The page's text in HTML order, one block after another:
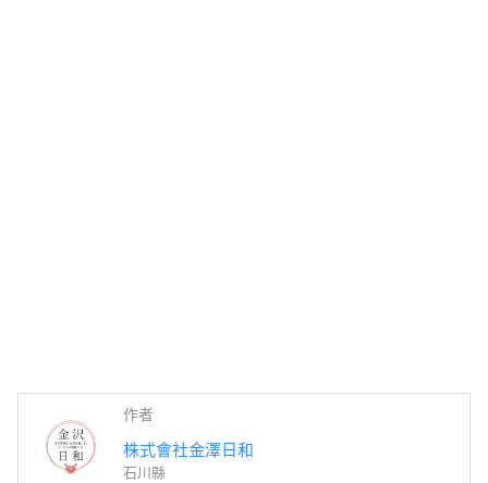
作者
株式會社金澤日和
石川縣